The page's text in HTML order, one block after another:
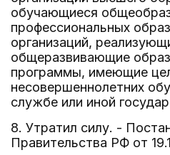
обучающиеся
профессиональных
организаций,
общеразвивающие
программы, имеющие
несовершеннолетних
службе или иной
8. Утратил силу. -
Правительства РФ от